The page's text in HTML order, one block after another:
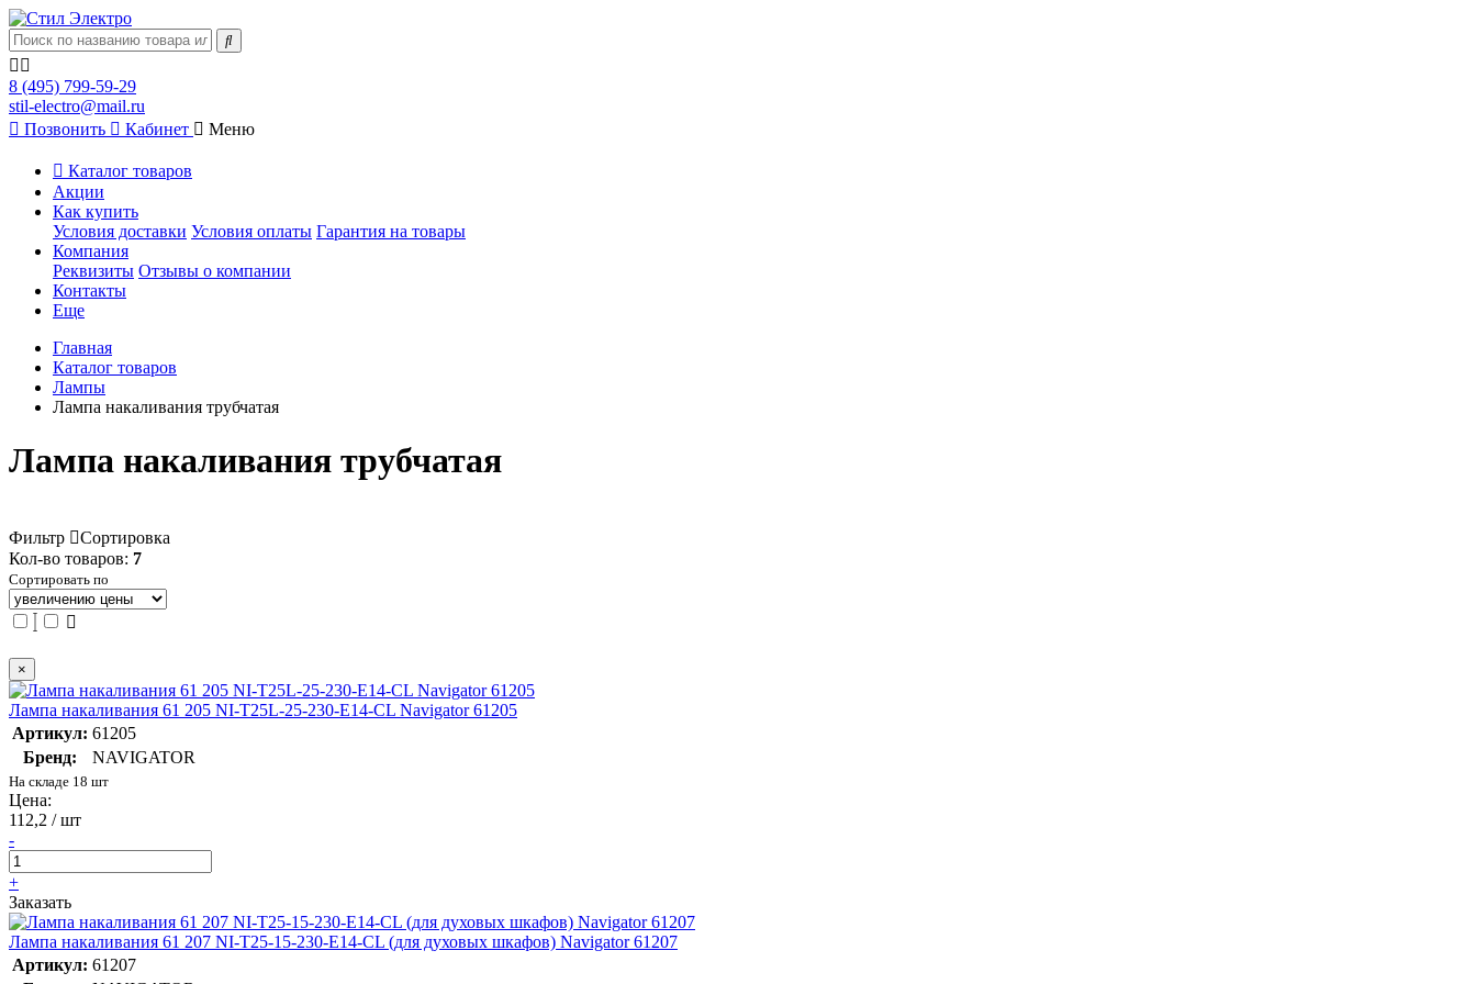
8 (495) 799-59-29
stil-electro@mail.ru
Позвонить
Кабинет Меню
Каталог товаров
Акции
Как купить
Условия доставки Условия оплаты Гарантия на товары
Компания
Реквизиты Отзывы о компании
Контакты
Еще
Главная
Каталог товаров
Лампы
Лампа накаливания трубчатая
Лампа накаливания трубчатая
Фильтр
Сортировка
Кол-во товаров: 7
Сортировать по
×
Лампа накаливания 61 205 NI-T25L-25-230-E14-CL Navigator 61205
Артикул: 61205
Бренд:
NAVIGATOR
На складе 18 шт
Цена:
112,2 / шт
-
+
Заказать
Лампа накаливания 61 207 NI-T25-15-230-E14-CL (для духовых шкафов) Navigator 61207
Артикул: 61207